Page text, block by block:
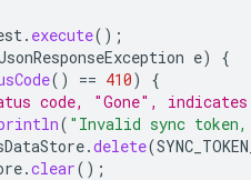
. execute();
e)
{
() == 410)
{
code, "Gone",
( "Invalid sync
.delete(
.clear();